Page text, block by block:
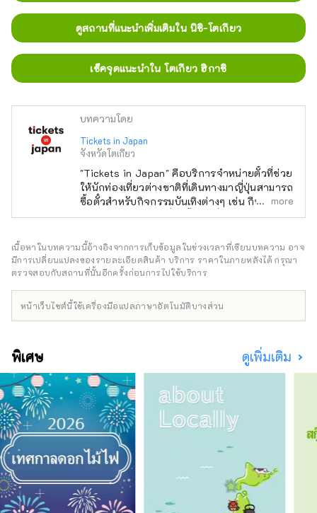
ดูสถานที่แนะนำเพิ่มเติมใน นิชิ-โตเกียว
เช็คจุดแนะนำใน โตเกียว ฮิกาชิ
บทความโดย
Tickets in Japan
จังหวัดโตเกียว
"Tickets in Japan" คือบริการจำหน่ายตั๋วที่ช่วย
ให้นักท่องเที่ยวต่างชาติที่เดินทางมาญี่ปุ่นสามารถ
ซื้อตั๋วสำหรับกิจกรรมบันเทิงต่างๆ เช่น กีฬา
คอนเสิร์ต และละครที่จัดขึ้นในญี่ปุ่นได้
more
เนื้อหาในบทความนี้อ้างอิงจากการเก็บข้อมูลในช่วงเวลาที่เขียนบทความ อาจ
มีการเปลี่ยนแปลงของรายละเอียดสินค้า บริการ ราคาในภายหลังได้ กรุณา
ตรวจสอบกับสถานที่นั้นอีกครั้งก่อนการไปใช้บริการ
หน้าเว็บไซต์นี้ใช้เครื่องมือแปลภาษาอัตโนมัติบางส่วน
พิเศษ ดูเพิ่มเติม